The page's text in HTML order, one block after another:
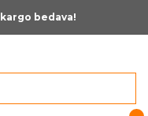
kargo bedava!